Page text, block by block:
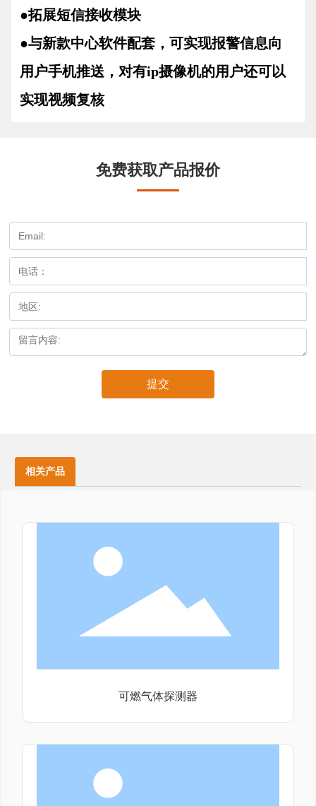
●拓展短信接收模块
●与新款中心软件配套，可实现报警信息向
用户手机推送，对有ip摄像机的用户还可以
实现视频复核
免费获取产品报价
提交
相关产品
可燃气体探测器